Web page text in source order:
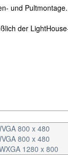
und
der
800 x 480
800 x 480
1280 x 800